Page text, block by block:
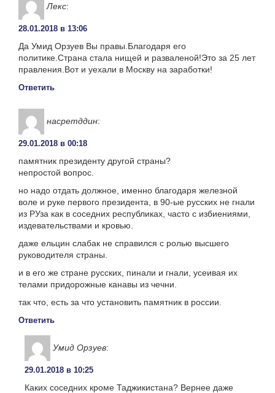
Лекс:
28.01.2018 в 13:06
Да Умид Орзуев Вы правы.Благодаря его
политике.Страна стала нищей и разваленой!Это за 25 лет
правления.Вот и уехали в Москву на заработки!
Ответить
насретддин:
29.01.2018 в 00:18
памятник президенту другой страны?
непростой вопрос.
но надо отдать должное, именно благодаря железной
воле и руке первого президента, в 90-ые русских не гнали
из РУза как в соседних республиках, часто с избиениями,
издевательствами и кровью.
даже ельцин слабак не справился с ролью высшего
руководителя страны.
и в его же стране русских, пинали и гнали, усеивая их
телами придорожные канавы из чечни.
так что, есть за что установить памятник в россии.
Ответить
Умид Орзуев:
29.01.2018 в 10:25
Каких соседних кроме Таджикистана? Вернее даже